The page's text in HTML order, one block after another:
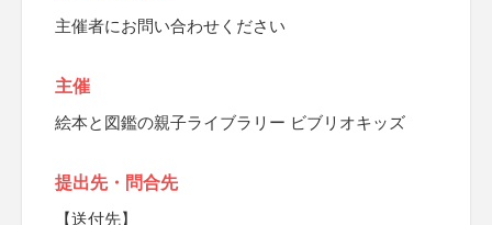
主催者にお問い合わせください
主催
絵本と図鑑の親子ライブラリー ビブリオキッズ
提出先・問合先
【送付先】